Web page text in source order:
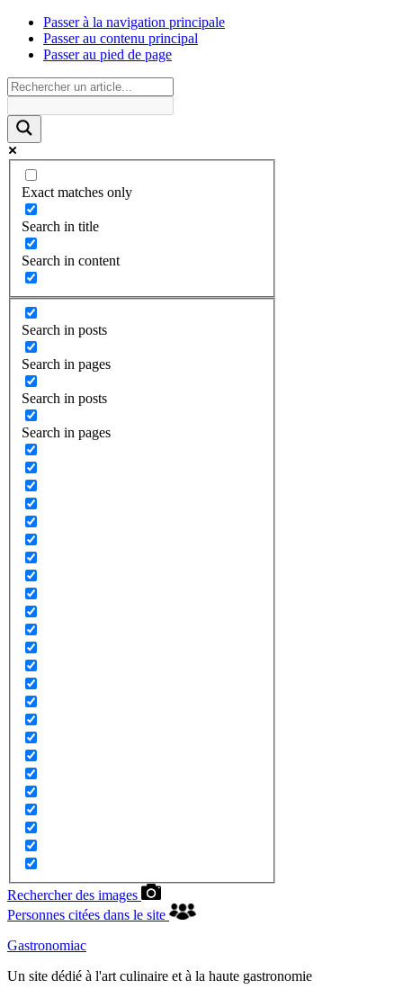
Passer à la navigation principale
Passer au contenu principal
Passer au pied de page
Exact matches only
Search in title
Search in content
Search in posts
Search in pages
Search in posts
Search in pages
Rechercher des images
Personnes citées dans le site
Gastronomiac
Un site dédié à l'art culinaire et à la haute gastronomie